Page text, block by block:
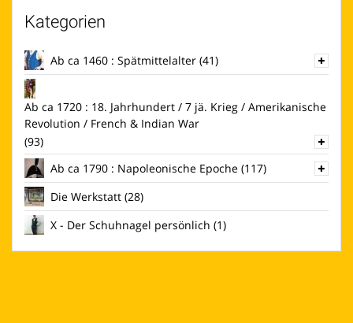
Kategorien
Ab ca 1460 : Spätmittelalter (41)
Ab ca 1720 : 18. Jahrhundert / 7 jä. Krieg / Amerikanische
Revolution / French & Indian War
(93)
Ab ca 1790 : Napoleonische Epoche (117)
Die Werkstatt (28)
X - Der Schuhnagel persönlich (1)